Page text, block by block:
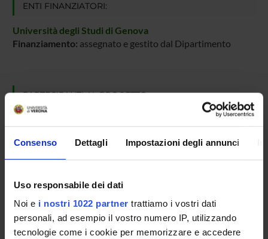
Consenso Dettagli Impostazioni degli annunci
Uso responsabile dei dati
Noi e i nostri 1022 partner trattiamo i vostri dati
personali, ad esempio il vostro numero IP, utilizzando
tecnologie come i cookie per memorizzare e accedere
ENTI FINANZIATORI:
Università degli Studi di Genova
Finanziamento: assegnato e gestito dal Dipartimento
PARTECIPANTI AL PROGETTO
Matteo Cristani
Professore associato
Giuditta Franco
Professore associato